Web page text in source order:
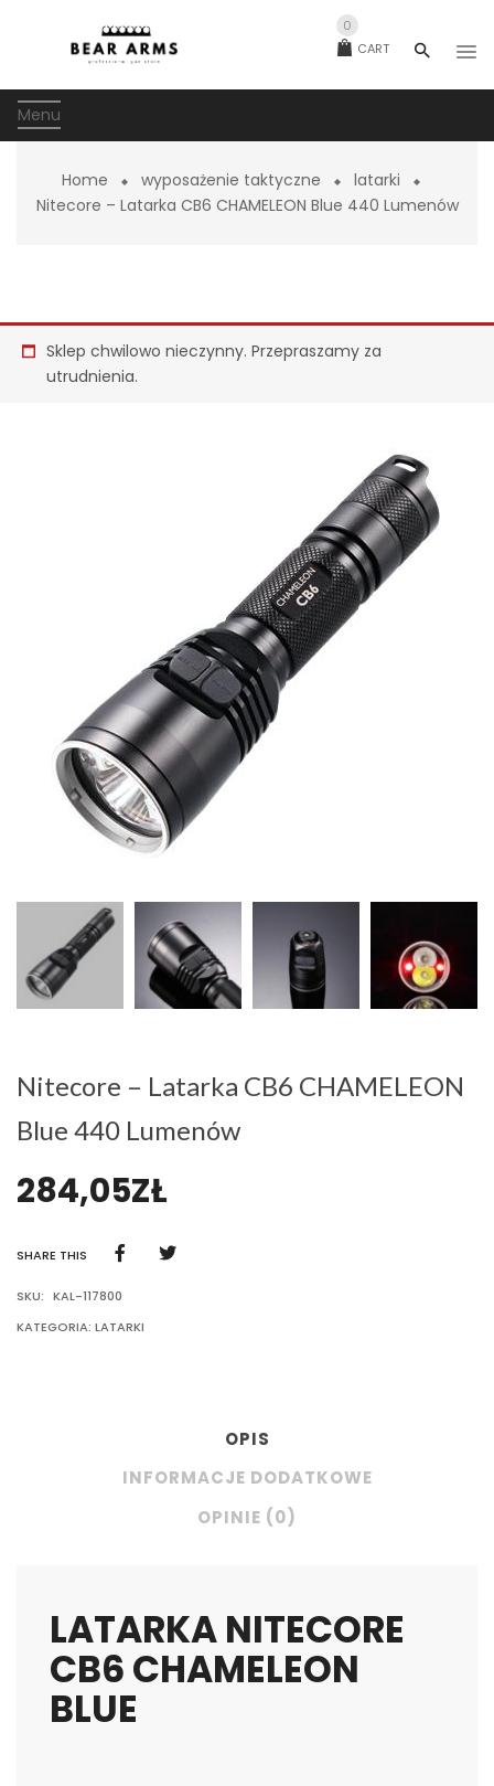
CART
0
Menu
Home wyposażenie taktyczne
latarki
Nitecore – Latarka CB6 CHAMELEON Blue 440 Lumenów
Sklep chwilowo nieczynny. Przepraszamy za
utrudnienia.
Nitecore – Latarka CB6 CHAMELEON
Blue 440 Lumenów
284,05ZŁ
SHARE THIS
SKU: KAL-117800
KATEGORIA: LATARKI
OPIS
INFORMACJE DODATKOWE
OPINIE (0)
LATARKA NITECORE
CB6 CHAMELEON
BLUE